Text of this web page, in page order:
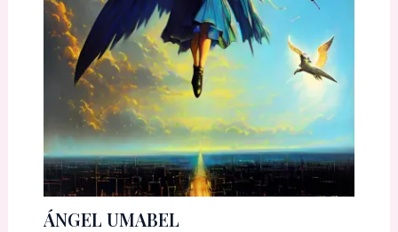
ÁNGEL UMABEL